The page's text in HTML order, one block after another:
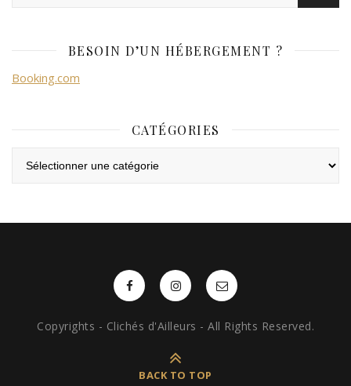
BESOIN D’UN HÉBERGEMENT ?
Booking.com
CATÉGORIES
Copyrights - Clichés d'Ailleurs - All Rights Reserved.
BACK TO TOP